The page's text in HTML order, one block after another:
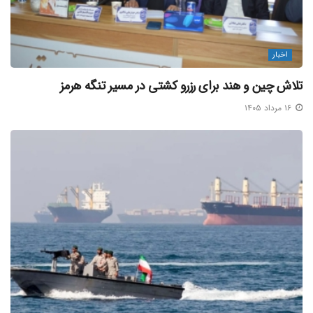
منبع خبر
برچسب ها: بندر چابهار سرمایه گذاری هند در چابهار کشتیرانی هند
اخبار
تلاش چین و هند برای رزرو کشتی در مسیر تنگه هرمز